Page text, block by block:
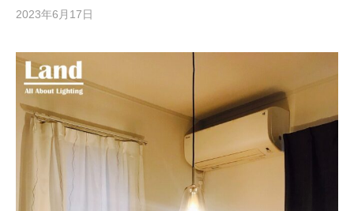
2023年6月17日